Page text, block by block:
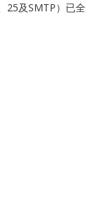
25及SMTP）已全